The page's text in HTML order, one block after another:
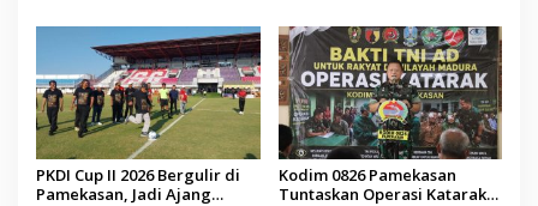
PKDI Cup II 2026 Bergulir di
Pamekasan, Jadi Ajang
Kodim 0826 Pamekasan
Tuntaskan Operasi Katarak